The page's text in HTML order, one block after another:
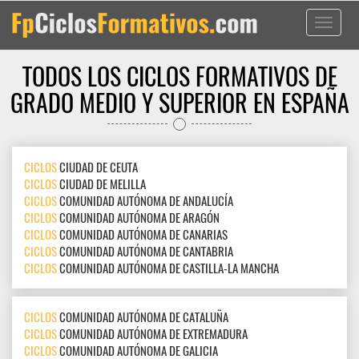
Toggle
TODOS LOS CICLOS FORMATIVOS DE
GRADO MEDIO Y SUPERIOR EN ESPAÑA
CICLOSCIUDAD DE CEUTA
CICLOSCIUDAD DE MELILLA
CICLOSCOMUNIDAD AUTÓNOMA DE ANDALUCÍA
CICLOSCOMUNIDAD AUTÓNOMA DE ARAGÓN
CICLOSCOMUNIDAD AUTÓNOMA DE CANARIAS
CICLOSCOMUNIDAD AUTÓNOMA DE CANTABRIA
CICLOSCOMUNIDAD AUTÓNOMA DE CASTILLA-LA MANCHA
CICLOSCOMUNIDAD AUTÓNOMA DE CATALUÑA
CICLOSCOMUNIDAD AUTÓNOMA DE EXTREMADURA
CICLOSCOMUNIDAD AUTÓNOMA DE GALICIA